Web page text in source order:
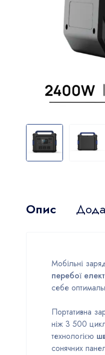
Опис
Мобільні
перебої
себе
Портативна
ніж 3 500
технологією
сонячних